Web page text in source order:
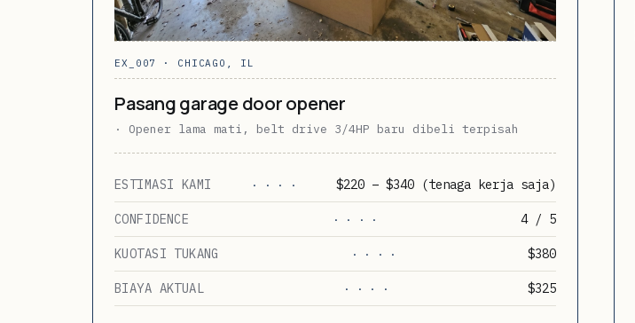
EX_007 · CHICAGO, IL
Pasang garage door opener
· Opener lama mati, belt drive 3/4HP baru dibeli terpisah
ESTIMASI KAMI · · · · $220 – $340 (tenaga kerja saja)
CONFIDENCE · · · · 4 / 5
KUOTASI TUKANG · · · · $380
BIAYA AKTUAL · · · · $325